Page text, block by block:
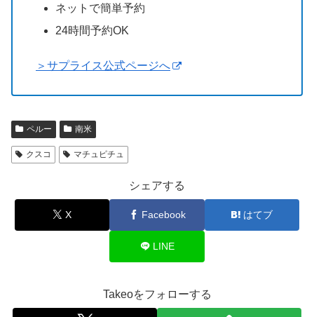
ネットで簡単予約
24時間予約OK
＞サプライス公式ページへ
ペルー 南米
クスコ マチュピチュ
シェアする
X Facebook はてブ
LINE
Takeoをフォローする